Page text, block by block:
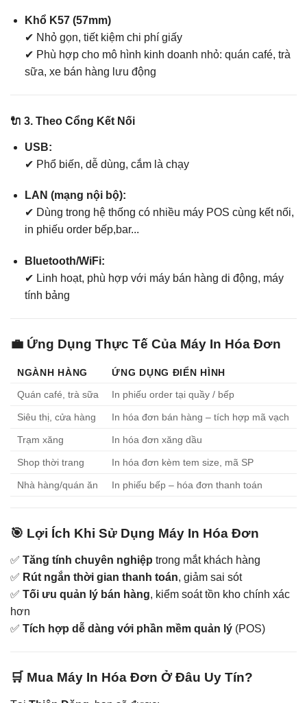
Khổ K57 (57mm)
✔ Nhỏ gọn, tiết kiệm chi phí giấy
✔ Phù hợp cho mô hình kinh doanh nhỏ: quán café, trà
sữa, xe bán hàng lưu động
🔌 3. Theo Cổng Kết Nối
USB:
✔ Phổ biến, dễ dùng, cắm là chạy
LAN (mạng nội bộ):
✔ Dùng trong hệ thống có nhiều máy POS cùng kết nối,
in phiếu order bếp,bar...
Bluetooth/WiFi:
✔ Linh hoạt, phù hợp với máy bán hàng di động, máy
tính bảng
💼 Ứng Dụng Thực Tế Của Máy In Hóa Đơn
NGÀNH HÀNG
ỨNG DỤNG ĐIỂN HÌNH
Quán café, trà sữa
In phiếu order tại quầy / bếp
Siêu thị, cửa hàng In hóa đơn bán hàng – tích hợp mã vạch
Trạm xăng In hóa đơn xăng dầu
Shop thời trang In hóa đơn kèm tem size, mã SP
Nhà hàng/quán ăn In phiếu bếp – hóa đơn thanh toán
🎯 Lợi Ích Khi Sử Dụng Máy In Hóa Đơn
✅ Tăng tính chuyên nghiệp trong mắt khách hàng
✅ Rút ngắn thời gian thanh toán, giảm sai sót
✅ Tối ưu quản lý bán hàng, kiểm soát tồn kho chính xác
hơn
✅ Tích hợp dễ dàng với phần mềm quản lý (POS)
🛒 Mua Máy In Hóa Đơn Ở Đâu Uy Tín?